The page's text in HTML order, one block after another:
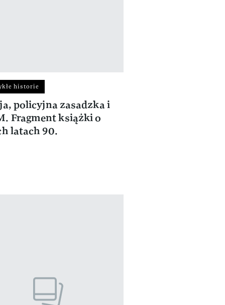
historie
policyjna zasadzka i
Fragment książki o
latach 90.